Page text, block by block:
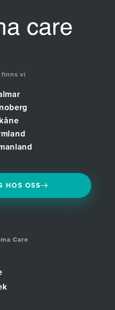
finns vi
HOS OSS
Care